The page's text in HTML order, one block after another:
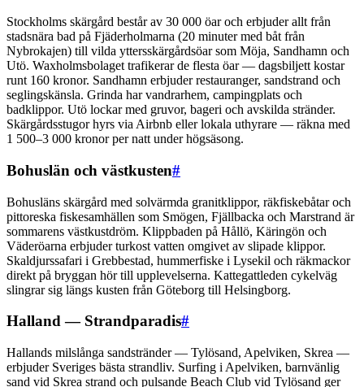
Stockholms skärgård består av 30 000 öar och erbjuder allt från
stadsnära bad på Fjäderholmarna (20 minuter med båt från
Nybrokajen) till vilda yttersskärgårdsöar som Möja, Sandhamn och
Utö. Waxholmsbolaget trafikerar de flesta öar — dagsbiljett kostar
runt 160 kronor. Sandhamn erbjuder restauranger, sandstrand och
seglingskänsla. Grinda har vandrarhem, campingplats och
badklippor. Utö lockar med gruvor, bageri och avskilda stränder.
Skärgårdsstugor hyrs via Airbnb eller lokala uthyrare — räkna med
1 500–3 000 kronor per natt under högsäsong.
Bohuslän och västkusten#
Bohusläns skärgård med solvärmda granitklippor, räkfiskebåtar och
pittoreska fiskesamhällen som Smögen, Fjällbacka och Marstrand är
sommarens västkustdröm. Klippbaden på Hållö, Käringön och
Väderöarna erbjuder turkost vatten omgivet av slipade klippor.
Skaldjurssafari i Grebbestad, hummerfiske i Lysekil och räkmackor
direkt på bryggan hör till upplevelserna. Kattegattleden cykelväg
slingrar sig längs kusten från Göteborg till Helsingborg.
Halland — Strandparadis#
Hallands milslånga sandstränder — Tylösand, Apelviken, Skrea —
erbjuder Sveriges bästa strandliv. Surfing i Apelviken, barnvänlig
sand vid Skrea strand och pulsande Beach Club vid Tylösand ger